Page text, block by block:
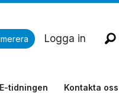
Logga in
E-tidningen Kontakta oss